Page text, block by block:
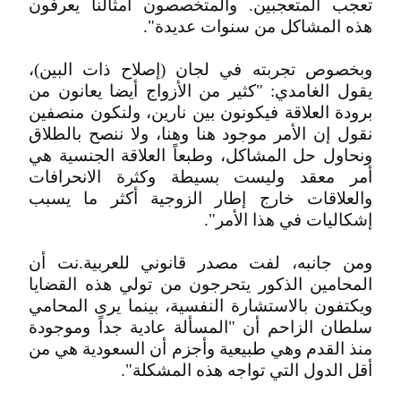
تعجب المتعجبين. والمتخصصون أمثالنا يعرفون
هذه المشاكل من سنوات عديدة".
وبخصوص تجربته في لجان (إصلاح ذات البين)،
يقول الغامدي: "كثير من الأزواج أيضا يعانون من
برودة العلاقة فيكونون بين نارين، ولنكون منصفين
نقول إن الأمر موجود هنا وهنا، ولا ننصح بالطلاق
ونحاول حل المشاكل، وطبعاً العلاقة الجنسية هي
أمر معقد وليست بسيطة وكثرة الانحرافات
والعلاقات خارج إطار الزوجية أكثر ما يسبب
إشكاليات في هذا الأمر".
ومن جانبه، لفت مصدر قانوني للعربية.نت أن
المحامين الذكور يتحرجون من تولي هذه القضايا
ويكتفون بالاستشارة النفسية، بينما يرى المحامي
سلطان الزاحم أن "المسألة عادية جداً وموجودة
منذ القدم وهي طبيعية وأجزم أن السعودية هي من
أقل الدول التي تواجه هذه المشكلة".